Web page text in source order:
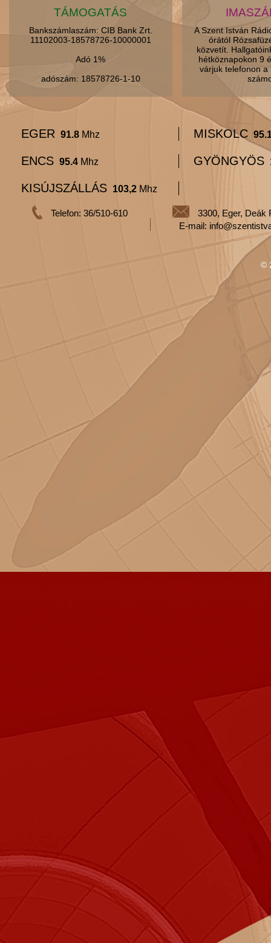
TÁMOGATÁS
Bankszámlaszám: CIB Bank Zrt.
11102003-18578726-10000001
Adó 1%
adószám: 18578726-1-10
A Szent István
órától
közvetít.
hétköznapokon 9
várjuk telefonon
EGER 91.8 Mhz MISKOLC
ENCS 95.4 Mhz GYÖNGYÖS
KISÚJSZÁLLÁS 103,2 Mhz
Telefon: 36/510-610
3300, Eger, Deák
E-mail:
©